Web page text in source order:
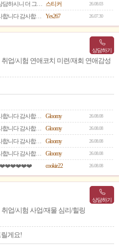
힝 쌤도 허리디스크셨구나앉아서 전화상담하시니 더 그럴거같기도 하고 ㅜㅜ쌤도 건강하세요 다필요없는것같아요 이번에 또 배웠어요 건강이 최고~~!!! 스티커 26.08.03
감사합니다 감사합니다 감사합니다 감사합니다 감사합니다 감사합니다 Yes267 26.07.30
취업/시험 연애코치 미련/재회 연애감성
상담하기
감사합니다 감사합니다 감사합니다 감사합니다 감사합니다 감사합니다
Gloomy 26.08.08
감사합니다 감사합니다 감사합니다 감사합니다 감사합니다 Gloomy 26.08.08
감사합니다 감사합니다 감사합니다 감사합니다 감사합니다 감사합니다 Gloomy 26.08.08
감사합니다 감사합니다 감사합니다 감사합니다 감사합니다 감사합니다 Gloomy 26.08.08
cookie22 26.08.08
취업/시험 사업/재물 심리/힐링
게요!
상담하기